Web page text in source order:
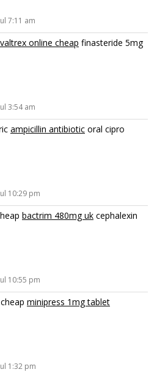
7:11 am
online cheap finasteride 5mg
3:54 am
ampicillin antibiotic oral cipro
10:29 pm
bactrim 480mg uk cephalexin
10:55 pm
minipress 1mg tablet
1:32 pm